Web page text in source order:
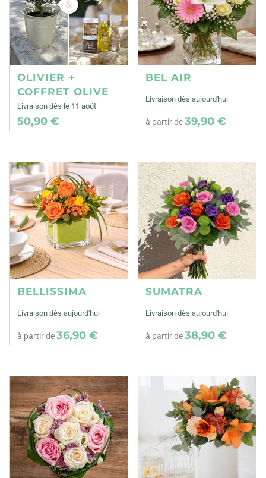
OLIVIER +
COFFRET OLIVE
Livraison dès le 11 août
50,90 €
BEL AIR
Livraison dès aujourd'hui
à partir de39,90 €
BELLISSIMA
Livraison dès aujourd'hui
à partir de36,90 €
SUMATRA
Livraison dès aujourd'hui
à partir de38,90 €